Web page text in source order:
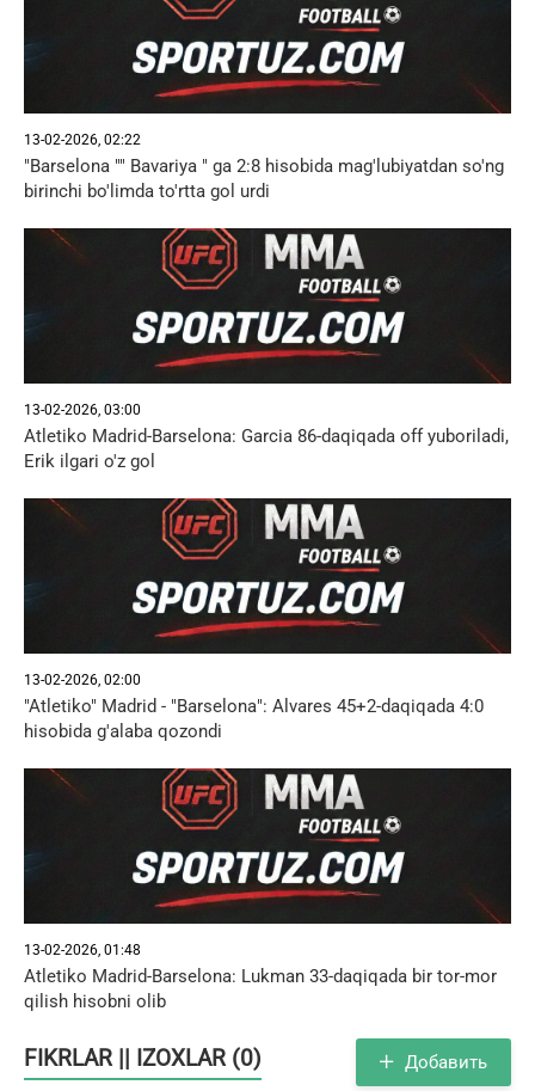
13-02-2026, 02:22
"Barselona "" Bavariya " ga 2:8 hisobida mag'lubiyatdan so'ng
birinchi bo'limda to'rtta gol urdi
13-02-2026, 03:00
Atletiko Madrid-Barselona: Garcia 86-daqiqada off yuboriladi,
Erik ilgari o'z gol
13-02-2026, 02:00
"Atletiko" Madrid - "Barselona": Alvares 45+2-daqiqada 4:0
hisobida g'alaba qozondi
13-02-2026, 01:48
Atletiko Madrid-Barselona: Lukman 33-daqiqada bir tor-mor
qilish hisobni olib
FIKRLAR || IZOXLAR (0) Добавить